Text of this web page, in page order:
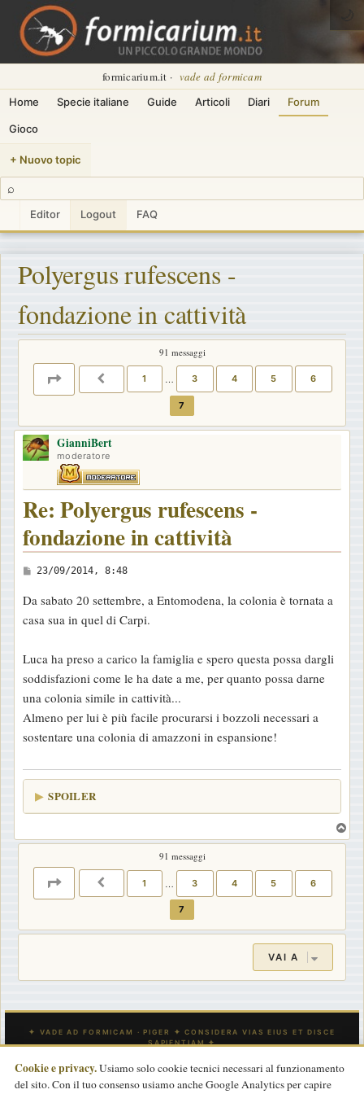
formicarium.it · vade ad formicam
Home Specie italiane Guide Articoli Diari Forum
Gioco
+ Nuovo topic
⌕
Editor Logout FAQ
🌙
Polyergus rufescens -
fondazione in cattività
91 messaggi
PAGINA7 PRECEDENTE
1 … 3 4 5 6
7
GianniBert
moderatore
Re: Polyergus rufescens -
fondazione in cattività
M
s
s
g
g
i
o
23/09/2014, 8:48
Da sabato 20 settembre, a Entomodena, la colonia è tornata a
casa sua in quel di Carpi.
Luca ha preso a carico la famiglia e spero questa possa dargli
soddisfazioni come le ha date a me, per quanto possa darne
una colonia simile in cattività...
Almeno per lui è più facile procurarsi i bozzoli necessari a
sostentare una colonia di amazzoni in espansione!
SPOILER
o
91 messaggi
PAGINA7 PRECEDENTE
1 … 3 4 5 6
7
VAI A
INDICE Tutti gli orari sonoUTC
CONTATTACI
Cookie e privacy.Usiamo solo cookie tecnici necessari al funzionamento
del sito. Con il tuo consenso usiamo anche Google Analytics per capire